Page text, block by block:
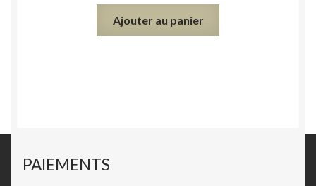
Ajouter au panier
PAIEMENTS